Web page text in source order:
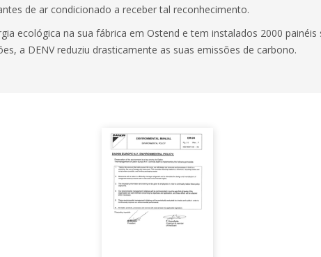
de ar condicionado a receber tal reconhecimento.
ecológica na sua fábrica em Ostend e tem instalados 2000
a DENV reduziu drasticamente as suas emissões de carbono.